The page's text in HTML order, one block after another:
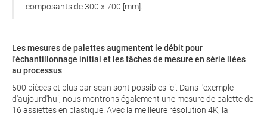
composants de 300 x 700 [mm].
Les mesures de palettes augmentent le débit pour
l'échantillonnage initial et les tâches de mesure en série liées
au processus
500 pièces et plus par scan sont possibles ici. Dans l'exemple
d'aujourd'hui, nous montrons également une mesure de palette de
16 assiettes en plastique. Avec la meilleure résolution 4K, la